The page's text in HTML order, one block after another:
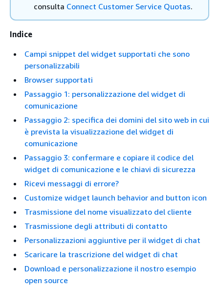
consulta Connect Customer Service Quotas.
Indice
Campi snippet del widget supportati che sono
personalizzabili
Browser supportati
Passaggio 1: personalizzazione del widget di
comunicazione
Passaggio 2: specifica dei domini del sito web in cui
è prevista la visualizzazione del widget di
comunicazione
Passaggio 3: confermare e copiare il codice del
widget di comunicazione e le chiavi di sicurezza
Ricevi messaggi di errore?
Customize widget launch behavior and button icon
Trasmissione del nome visualizzato del cliente
Trasmissione degli attributi di contatto
Personalizzazioni aggiuntive per il widget di chat
Scaricare la trascrizione del widget di chat
Download e personalizzazione il nostro esempio
open source